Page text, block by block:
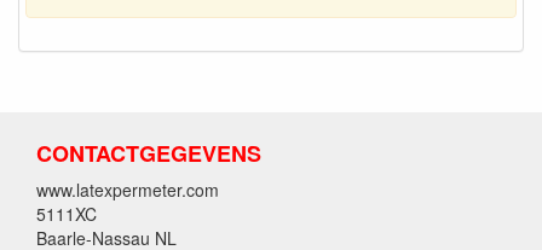
CONTACTGEGEVENS
www.latexpermeter.com
5111XC
Baarle-Nassau NL